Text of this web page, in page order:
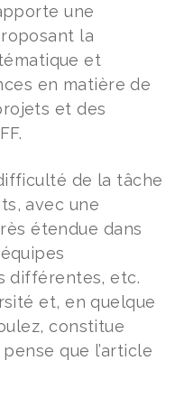
une
la
et
en matière de
et des
de la tâche
avec une
étendue dans
différentes, etc.
et, en quelque
constitue
que l’article